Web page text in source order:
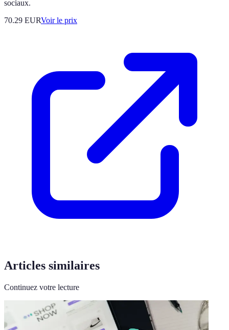
sociaux.
70.29 EURVoir le prix
Articles similaires
Continuez votre lecture